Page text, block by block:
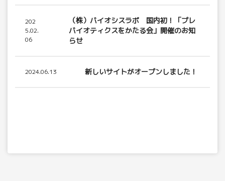
202
5.02.
06
（株）バイオシスラボ 国内初！「プレ
バイオティクスをかたる会」開催のお知
らせ
2024.06.13 新しいサイトがオープンしました！